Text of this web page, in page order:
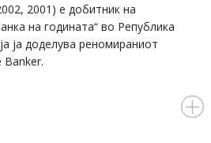
2001) е добитник на
на годината“ во Република
ја доделува реномираниот
Banker.